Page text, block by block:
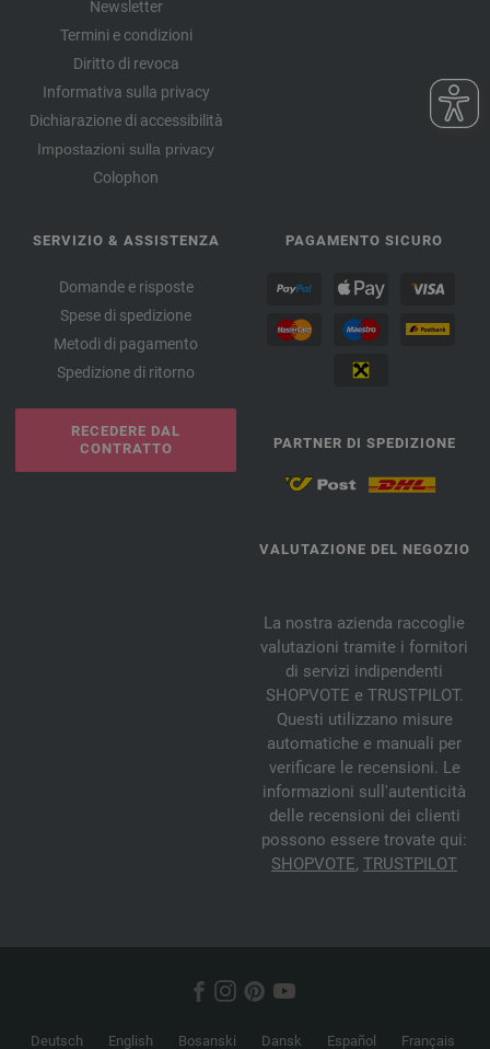
Newsletter
Termini e condizioni
Diritto di revoca
Informativa sulla privacy
Dichiarazione di accessibilità
Impostazioni sulla privacy
Colophon
SERVIZIO & ASSISTENZA
Domande e risposte
Spese di spedizione
Metodi di pagamento
Spedizione di ritorno
RECEDERE DAL
CONTRATTO
PAGAMENTO SICURO
PARTNER DI SPEDIZIONE
VALUTAZIONE DEL NEGOZIO
La nostra azienda raccoglie
valutazioni tramite i fornitori
di servizi indipendenti
SHOPVOTE e TRUSTPILOT.
Questi utilizzano misure
automatiche e manuali per
verificare le recensioni. Le
informazioni sull'autenticità
delle recensioni dei clienti
possono essere trovate qui:
SHOPVOTE, TRUSTPILOT
Deutsch English Bosanski Dansk Español Français